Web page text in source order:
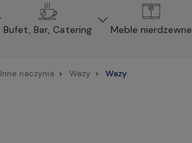
Bufet, Bar, Catering Meble nierdzewne
Inne naczynia Wazy Wazy